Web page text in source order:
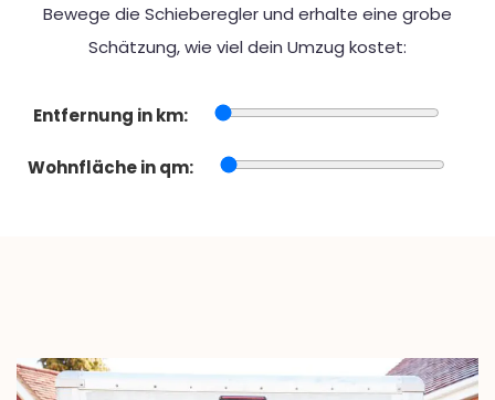
Bewege die Schieberegler und erhalte eine grobe
Schätzung, wie viel dein Umzug kostet:
Entfernung in km:
Wohnfläche in qm: